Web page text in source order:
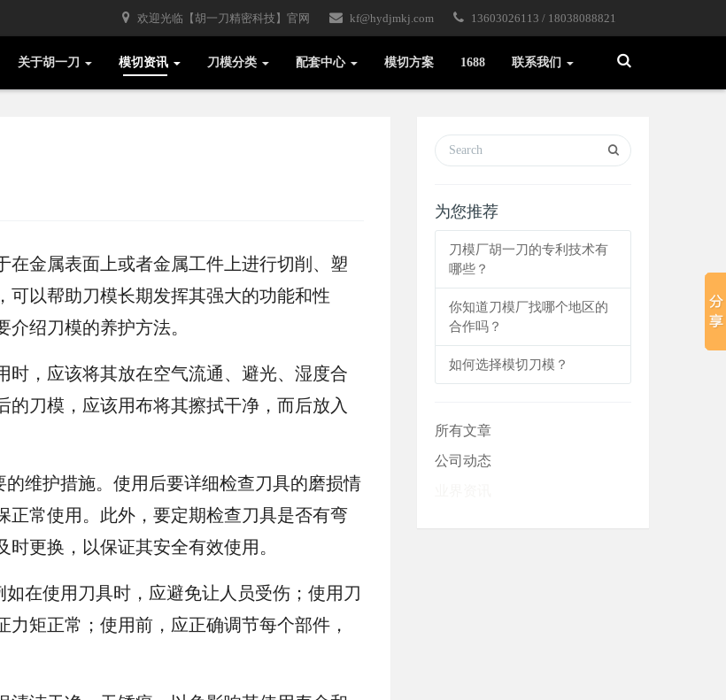
欢迎光临【胡一刀精密科技】官网 kf@hydjmkj.com 13603026113 / 18038088821
Toggle
Search
关于胡一刀 模切资讯 刀模分类 配套中心 模切方案 1688 联系我们
金属表面上或者金属工件上进行切削、塑
可以帮助刀模长期发挥其强大的功能和性
绍刀模的养护方法。
，应该将其放在空气流通、避光、湿度合
刀模，应该用布将其擦拭干净，而后放入
维护措施。使用后要详细检查刀具的磨损情
正常使用。此外，要定期检查刀具是否有弯
更换，以保证其安全有效使用。
在使用刀具时，应避免让人员受伤；使用刀
矩正常；使用前，应正确调节每个部件，
为您推荐
刀模厂胡一刀的专利技术有
哪些？
你知道刀模厂找哪个地区的
合作吗？
如何选择模切刀模？
所有文章
公司动态